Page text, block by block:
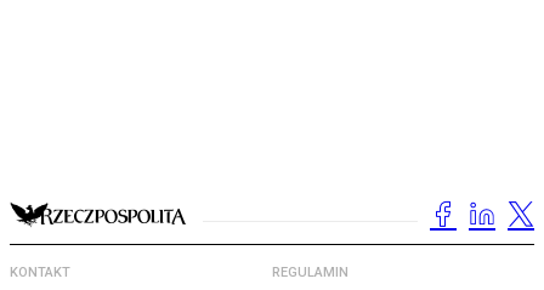
KONTAKT REGULAMIN